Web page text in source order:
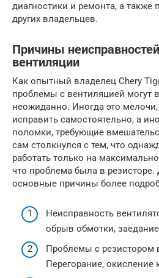
диагностики и ремонта, а
других владельцев.
Причины
вентиляции
Как опытный владелец Chery
проблемы с вентиляцией могут
неожиданно. Иногда это
исправить самостоятельно, а
поломки, требующие
сам столкнулся с тем, что
работать только на
что проблема была в резисторе.
основные причины более
Неисправность
обрыв обмотки,
Проблемы с резистором
Перегорание, окисление